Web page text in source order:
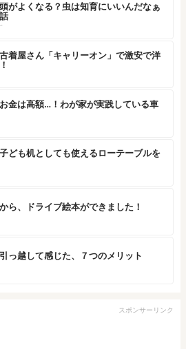
がよくなる？虫は知育にいいんだなぁ
着屋さん「キャリーオン」で激安で洋
金は高額…！わが家が実践している車
ども机としても使えるローテーブルを
ら、ドライブ絵本ができました！
っ越して感じた、７つのメリット
スポンサーリンク